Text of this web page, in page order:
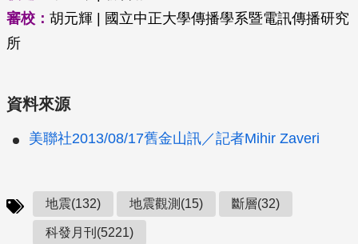
審校： 胡元輝 | 國立中正大學傳播學系暨電訊傳播研究
所
資料來源
美聯社2013/08/17舊金山訊／記者Mihir Zaveri
地震(132) 地震觀測(15) 斷層(32)
科發月刊(5221)